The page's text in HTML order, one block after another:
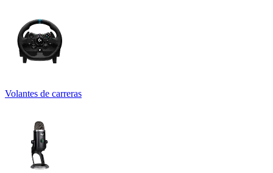
Volantes de carreras